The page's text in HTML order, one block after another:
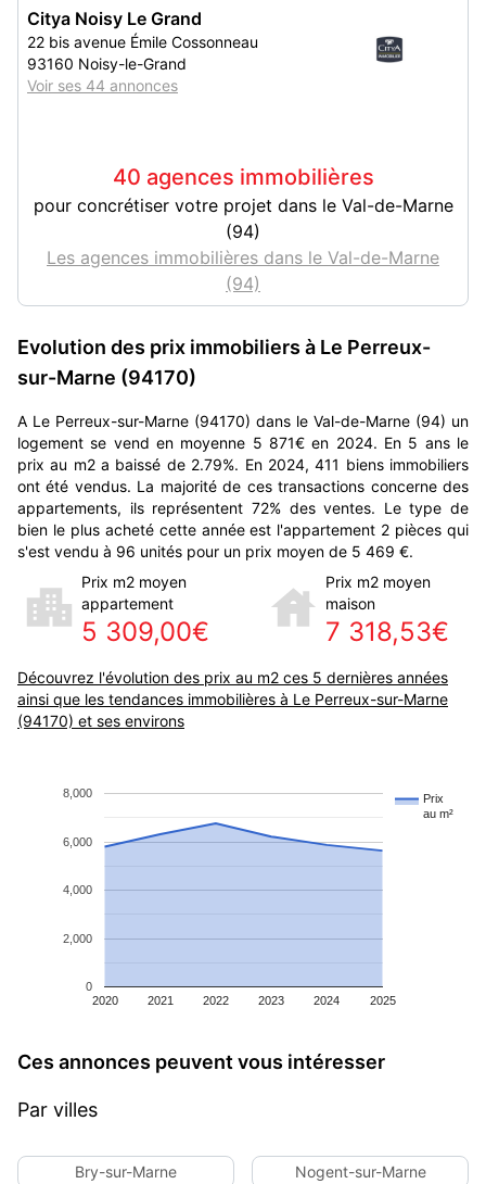
Citya Noisy Le Grand
22 bis avenue Émile Cossonneau
93160 Noisy-le-Grand
Voir ses 44 annonces
40 agences immobilières
pour concrétiser votre projet dans le Val-de-Marne
(94)
Les agences immobilières dans le Val-de-Marne
(94)
Evolution des prix immobiliers à Le Perreux-
sur-Marne (94170)
A Le Perreux-sur-Marne (94170) dans le Val-de-Marne (94) un
logement se vend en moyenne 5 871€ en 2024. En 5 ans le
prix au m2 a baissé de 2.79%. En 2024, 411 biens immobiliers
ont été vendus. La majorité de ces transactions concerne des
appartements, ils représentent 72% des ventes. Le type de
bien le plus acheté cette année est l'appartement 2 pièces qui
s'est vendu à 96 unités pour un prix moyen de 5 469 €.
Prix m2 moyen
appartement
5 309,00€
Prix m2 moyen
maison
7 318,53€
Découvrez l'évolution des prix au m2 ces 5 dernières années
ainsi que les tendances immobilières à Le Perreux-sur-Marne
(94170) et ses environs
Prix
au m²
2020 2021 2022 2023 2024 2025
0
2,000
4,000
6,000
8,000
Ces annonces peuvent vous intéresser
Par villes
Bry-sur-Marne Nogent-sur-Marne